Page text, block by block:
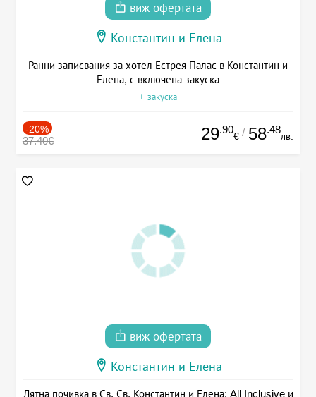
виж офертата
Константин и Елена
Ранни записвания за хотел Естрея Палас в Константин и
Елена, с включена закуска
+ закуска
-20%
37.40€ 29.90
€ / 58.48
лв.
виж офертата
Константин и Елена
Лятна почивка в Св. Св. Константин и Елена: All Inclusive и